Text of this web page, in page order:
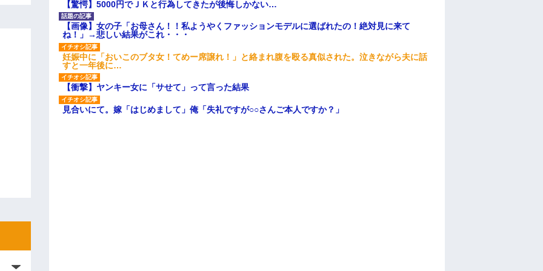
【驚愕】5000円でＪＫと行為してきたが後悔しかない…
【画像】女の子「お母さん！！私ようやくファッションモデルに選ばれたの！絶対見に来て
ね！」→悲しい結果がこれ・・・
妊娠中に「おいこのブタ女！てめー席譲れ！」と絡まれ腹を殴る真似された。泣きながら夫に話
すと一年後に…
【衝撃】ヤンキー女に「サせて」って言った結果
見合いにて。嫁「はじめまして」俺「失礼ですが○○さんご本人ですか？」